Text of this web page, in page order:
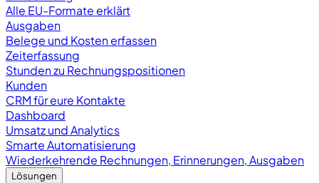
Alle EU-Formate erklärt
Ausgaben
Belege und Kosten erfassen
Zeiterfassung
Stunden zu Rechnungspositionen
Kunden
CRM für eure Kontakte
Dashboard
Umsatz und Analytics
Smarte Automatisierung
Wiederkehrende Rechnungen, Erinnerungen, Ausgaben
Lösungen